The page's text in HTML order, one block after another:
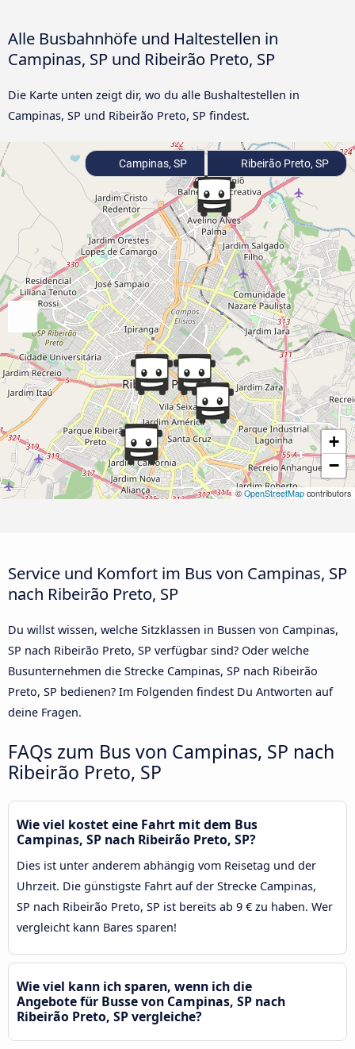
Alle Busbahnhöfe und Haltestellen in
Campinas, SP und Ribeirão Preto, SP
Die Karte unten zeigt dir, wo du alle Bushaltestellen in
Campinas, SP und Ribeirão Preto, SP findest.
+
−
© OpenStreetMap contributors
Campinas, SP Ribeirão Preto, SP
Service und Komfort im Bus von Campinas, SP
nach Ribeirão Preto, SP
Du willst wissen, welche Sitzklassen in Bussen von Campinas,
SP nach Ribeirão Preto, SP verfügbar sind? Oder welche
Busunternehmen die Strecke Campinas, SP nach Ribeirão
Preto, SP bedienen? Im Folgenden findest Du Antworten auf
deine Fragen.
FAQs zum Bus von Campinas, SP nach
Ribeirão Preto, SP
Wie viel kostet eine Fahrt mit dem Bus
Campinas, SP nach Ribeirão Preto, SP?
Dies ist unter anderem abhängig vom Reisetag und der
Uhrzeit. Die günstigste Fahrt auf der Strecke Campinas,
SP nach Ribeirão Preto, SP ist bereits ab 9 € zu haben. Wer
vergleicht kann Bares sparen!
Wie viel kann ich sparen, wenn ich die
Angebote für Busse von Campinas, SP nach
Ribeirão Preto, SP vergleiche?